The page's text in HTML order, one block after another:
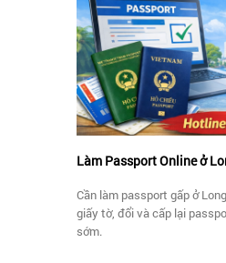
Làm Passport Online ở
Cần làm passport gấp ở
giấy tờ, đổi và cấp lại
sớm.